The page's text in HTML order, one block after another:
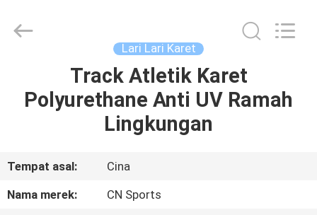
TENTANG
KAMI
Materials
Lari Lari Karet
Track Atletik Karet
Polyurethane Anti UV Ramah
Lingkungan
Tempat asal:
Cina
Nama merek:
CN Sports